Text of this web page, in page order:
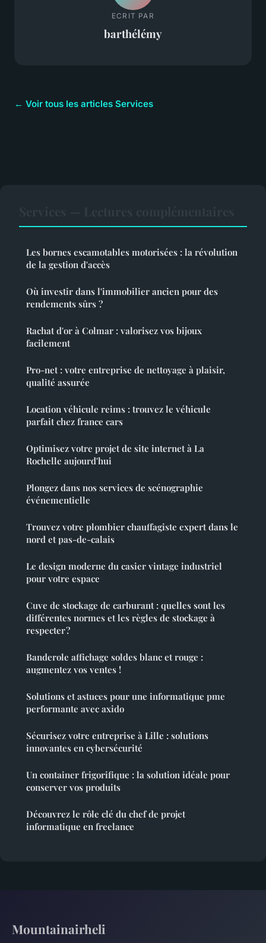
ECRIT PAR
barthélémy
← Voir tous les articles Services
Les bornes escamotables motorisées : la révolution
de la gestion d'accès
Où investir dans l'immobilier ancien pour des
rendements sûrs ?
Rachat d'or à Colmar : valorisez vos bijoux
facilement
Pro-net : votre entreprise de nettoyage à plaisir,
qualité assurée
Location véhicule reims : trouvez le véhicule
parfait chez france cars
Optimisez votre projet de site internet à La
Rochelle aujourd'hui
Plongez dans nos services de scénographie
événementielle
Trouvez votre plombier chauffagiste expert dans le
nord et pas-de-calais
Le design moderne du casier vintage industriel
pour votre espace
Cuve de stockage de carburant : quelles sont les
différentes normes et les règles de stockage à
respecter ?
Banderole affichage soldes blanc et rouge :
augmentez vos ventes !
Solutions et astuces pour une informatique pme
performante avec axido
Sécurisez votre entreprise à Lille : solutions
innovantes en cybersécurité
Un container frigorifique : la solution idéale pour
conserver vos produits
Découvrez le rôle clé du chef de projet
informatique en freelance
Mountainairheli